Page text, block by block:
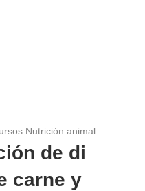
Nutrición animal
de di
carne y